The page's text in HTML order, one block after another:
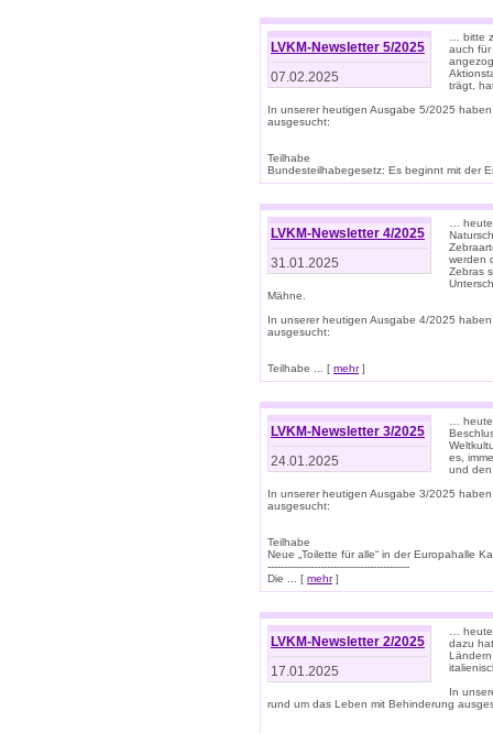
LVKM-Newsletter 5/2025
07.02.2025
… bitte
auch für
trägt,
In unserer heutigen Ausgabe 5/2025
ausgesucht:
Teilhabe
Bundesteilhabegesetz: Es beginnt mit der
LVKM-Newsletter 4/2025
31.01.2025
…
werden
Zebras
Mähne.
In unserer heutigen Ausgabe 4/2025
ausgesucht:
Teilhabe ... [ mehr]
LVKM-Newsletter 3/2025
24.01.2025
…
es,
und
In unserer heutigen Ausgabe 3/2025
ausgesucht:
Teilhabe
Neue „Toilette für alle“ in der Europahalle
-------------------------------------------
Die ... [ mehr]
LVKM-Newsletter 2/2025
17.01.2025
…
dazu
In
rund um das Leben mit Behinderung